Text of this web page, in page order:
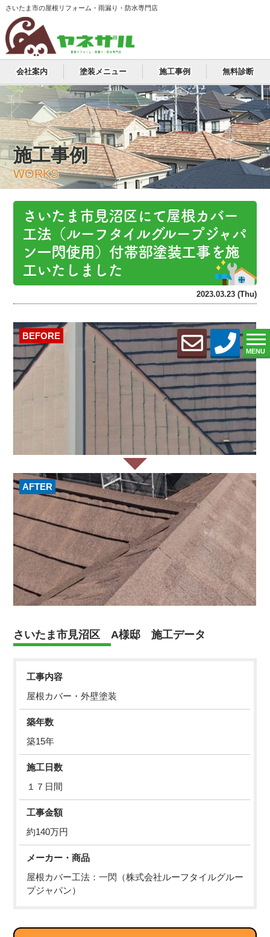
さいたま市の屋根リフォーム・雨漏り・防水専門店
MENU
会社案内 塗装メニュー 施工事例 無料診断
施工事例
WORKS
さいたま市見沼区にて屋根カバー
工法（ルーフタイルグループジャパ
ン一閃使用）付帯部塗装工事を施
工いたしました
2023.03.23 (Thu)
BEFORE
AFTER
さいたま市見沼区 A様邸 施工データ
工事内容
屋根カバー・外壁塗装
築年数
築15年
施工日数
１７日間
工事金額
約140万円
メーカー・商品
屋根カバー工法：一閃（株式会社ルーフタイルグルー
プジャパン）